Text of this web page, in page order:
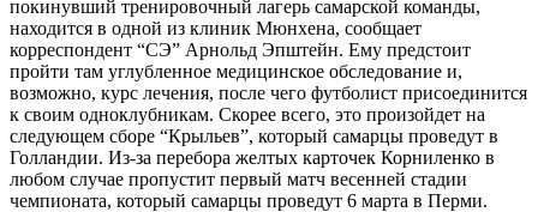
покинувший тренировочный лагерь самарской команды,
находится в одной из клиник Мюнхена, сообщает
корреспондент “СЭ” Арнольд Эпштейн. Ему предстоит
пройти там углубленное медицинское обследование и,
возможно, курс лечения, после чего футболист присоединится
к своим одноклубникам. Скорее всего, это произойдет на
следующем сборе “Крыльев”, который самарцы проведут в
Голландии. Из-за перебора желтых карточек Корниленко в
любом случае пропустит первый матч весенней стадии
чемпионата, который самарцы проведут 6 марта в Перми.